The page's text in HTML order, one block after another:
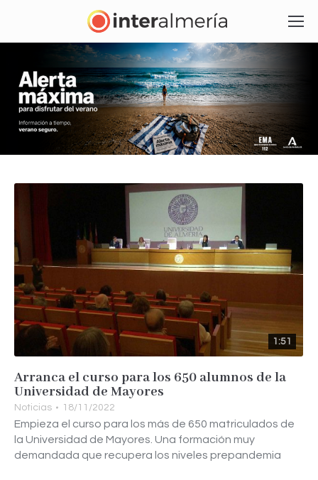
1:51
Arranca el curso para los 650 alumnos de la
Universidad de Mayores
Noticias 18/11/2022
Empieza el curso para los más de 650 matriculados de
la Universidad de Mayores. Una formación muy
demandada que recupera los niveles prepandemia